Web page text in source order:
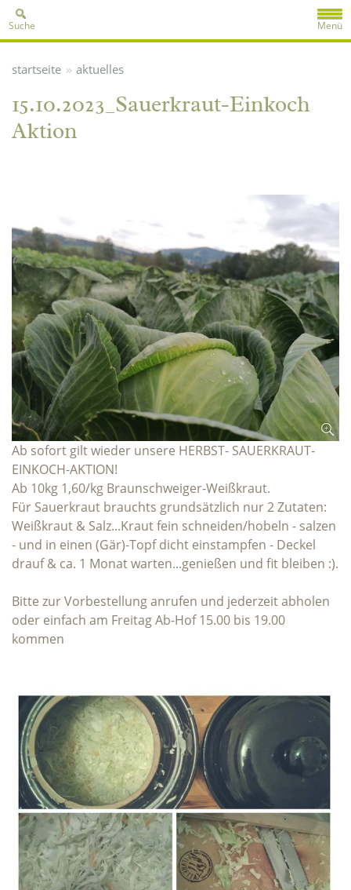
Menü
Suche
startseite » aktuelles
15.10.2023_Sauerkraut-Einkoch
Aktion
Ab sofort gilt wieder unsere HERBST- SAUERKRAUT-
EINKOCH-AKTION!
Ab 10kg 1,60/kg Braunschweiger-Weißkraut.
Für Sauerkraut brauchts grundsätzlich nur 2 Zutaten:
Weißkraut & Salz...Kraut fein schneiden/hobeln - salzen
- und in einen (Gär)-Topf dicht einstampfen - Deckel
drauf & ca. 1 Monat warten...genießen und fit bleiben :).
Bitte zur Vorbestellung anrufen und jederzeit abholen
oder einfach am Freitag Ab-Hof 15.00 bis 19.00
kommen